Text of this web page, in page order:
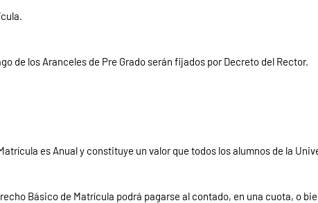
de los Aranceles de Pre Grado serán fijados por Decreto del Rector.
es Anual y constituye un valor que todos los alumnos de la
Básico de Matrícula podrá pagarse al contado, en una cuota, o